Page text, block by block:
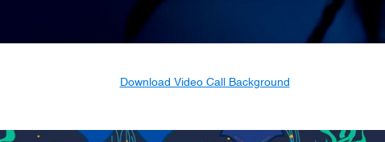
Download Video Call Background